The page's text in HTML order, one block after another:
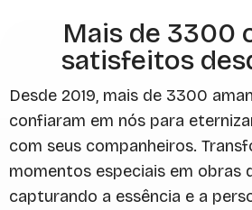
Mais de 3300
satisfeitos
Desde 2019, mais de 3300
confiaram em nós para
com seus companheiros.
momentos especiais em obras
capturando a essência e a